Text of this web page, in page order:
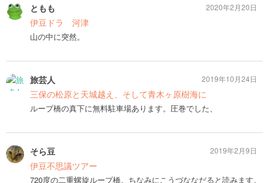
ともも
伊豆ドラ 河津
山の中に突然。
2020年2月20日
旅芸人
三保の松原と天城越え、そして青木ヶ原樹海に
ループ橋の真下に無料駐車場あります。圧巻でした、
2019年10月24日
そら豆
伊豆不思議ツアー
720度の二重螺旋ループ橋。ちなみにこうづななだると読みます。
2019年2月9日